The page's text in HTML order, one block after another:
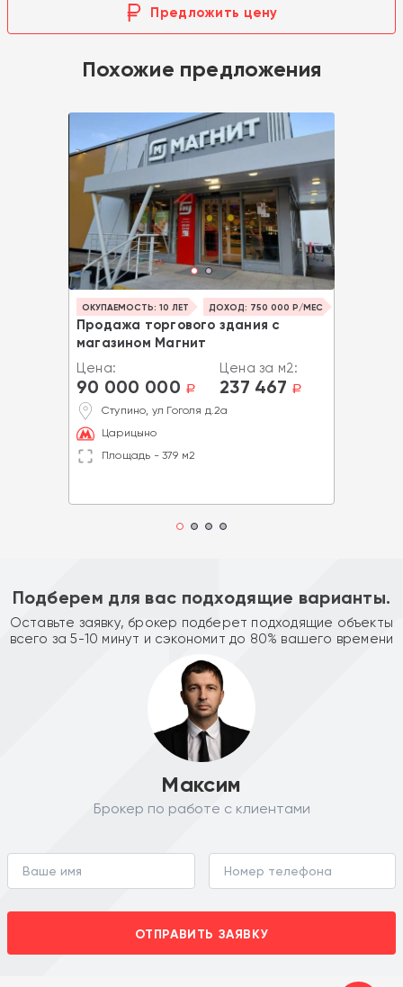
Предложить цену
Похожие предложения
ОКУПАЕМОСТЬ: 10 ЛЕТ ДОХОД: 750 000 Р/МЕС
Продажа торгового здания с
магазином Магнит
Цена:
90 000 000 a
Цена за м2:
237 467 a
Ступино, ул Гоголя д.2а
Царицыно
Площадь - 379 м2
Подберем для вас подходящие варианты.
Оставьте заявку, брокер подберет подходящие объекты
всего за 5-10 минут и сэкономит до 80% вашего времени
Максим
Брокер по работе с клиентами
ОТПРАВИТЬ ЗАЯВКУ